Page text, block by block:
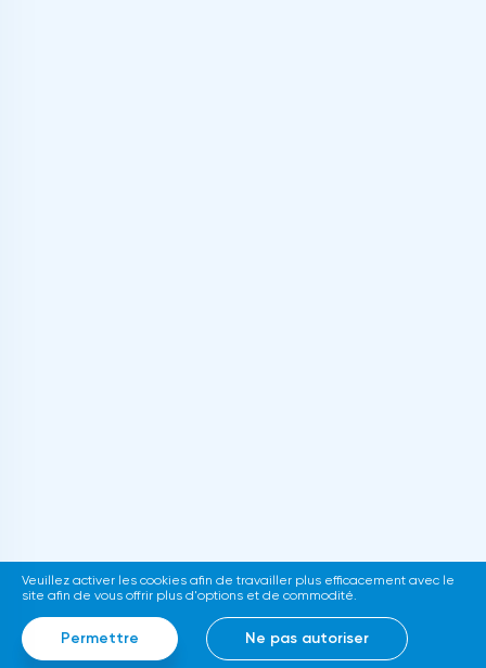
Veuillez activer les cookies afin de travailler plus efficacement avec le
site afin de vous offrir plus d'options et de commodité.
Permettre Ne pas autoriser